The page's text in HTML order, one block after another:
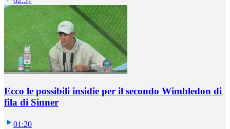
Ecco le possibili insidie per il secondo Wimbledon di
fila di Sinner
01:20